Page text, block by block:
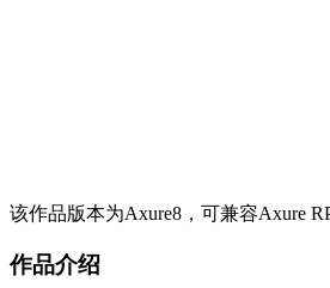
该作品版本为Axure8，可兼容Axure
作品介绍